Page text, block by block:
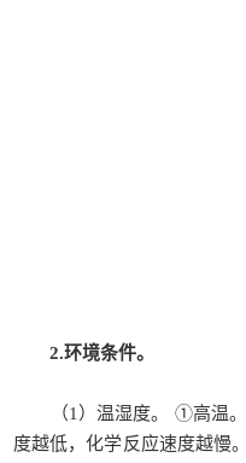
2.环境条件。
（1）温湿度。 ①高温。
度越低，化学反应速度越慢